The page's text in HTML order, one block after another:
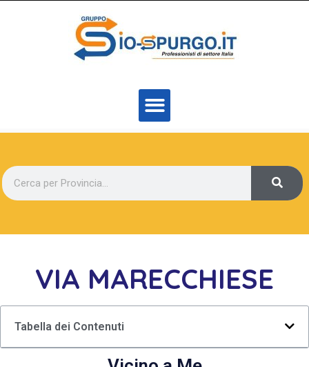
VIA MARECCHIESE
Tabella dei Contenuti